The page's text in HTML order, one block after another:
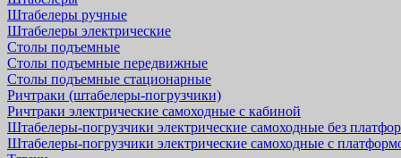
Штабелеры ручные
Штабелеры электрические
Столы подъемные
Столы подъемные передвижные
Столы подъемные стационарные
Ричтраки (штабелеры-погрузчики)
Ричтраки электрические самоходные с кабиной
Штабелеры-погрузчики электрические самоходные без
Штабелеры-погрузчики электрические самоходные с